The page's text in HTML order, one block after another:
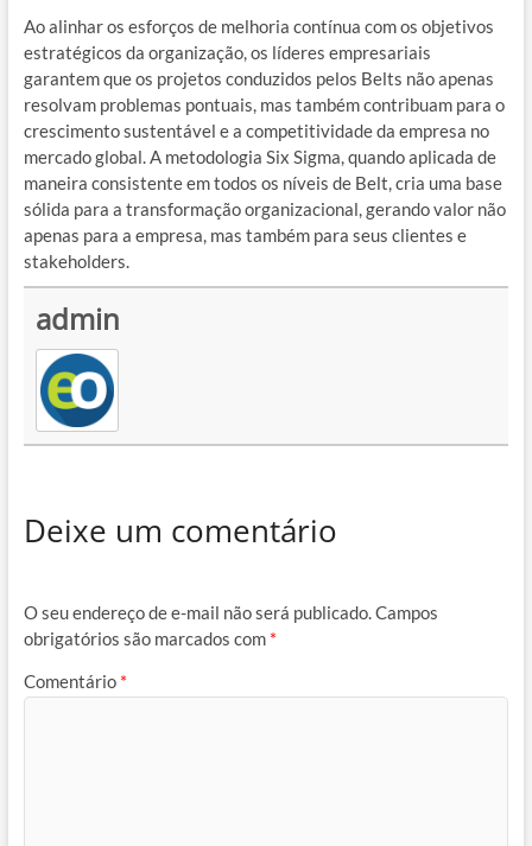
Ao alinhar os esforços de melhoria contínua com os objetivos
estratégicos da organização, os líderes empresariais
garantem que os projetos conduzidos pelos Belts não apenas
resolvam problemas pontuais, mas também contribuam para o
crescimento sustentável e a competitividade da empresa no
mercado global. A metodologia Six Sigma, quando aplicada de
maneira consistente em todos os níveis de Belt, cria uma base
sólida para a transformação organizacional, gerando valor não
apenas para a empresa, mas também para seus clientes e
stakeholders.
admin
Deixe um comentário
O seu endereço de e-mail não será publicado.Campos
obrigatórios são marcados com *
Comentário *